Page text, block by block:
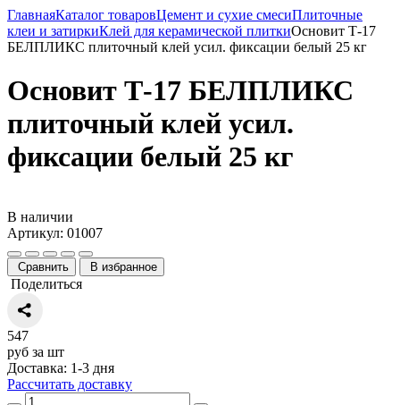
ГлавнаяКаталог товаровЦемент и сухие смесиПлиточные
клеи и затиркиКлей для керамической плиткиОсновит Т-17
БЕЛПЛИКС плиточный клей усил. фиксации белый 25 кг
Основит Т-17 БЕЛПЛИКС
плиточный клей усил.
фиксации белый 25 кг
В наличии
Артикул: 01007
Сравнить В избранное
Поделиться
547
руб за шт
Доставка: 1-3 дня
Рассчитать доставку